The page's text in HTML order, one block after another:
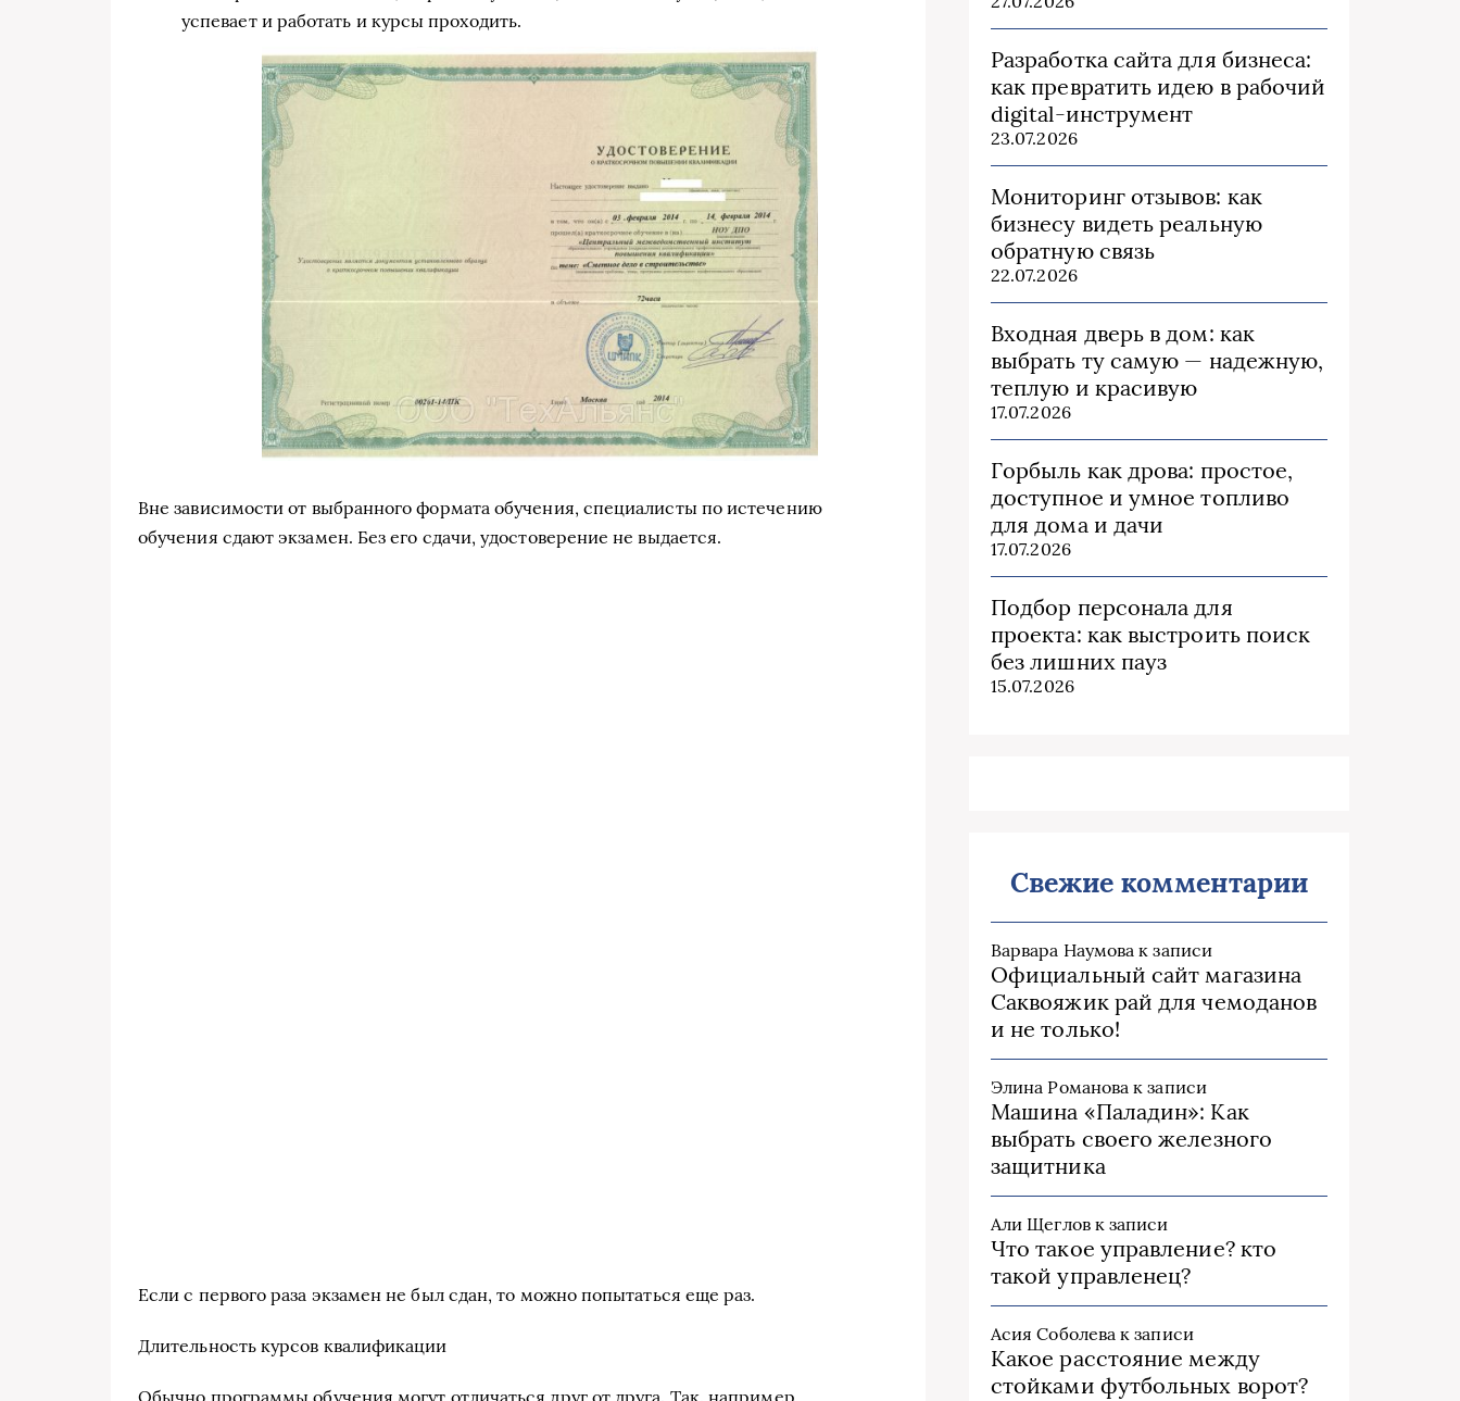
успевает и работать и курсы проходить.
Вне зависимости от выбранного формата обучения, специалисты по истечению
обучения сдают экзамен. Без его сдачи, удостоверение не выдается.
Если с первого раза экзамен не был сдан, то можно попытаться еще раз.
Длительность курсов квалификации
Разработка сайта для бизнеса:
как превратить идею в рабочий
digital-инструмент
23.07.2026
Мониторинг отзывов: как
бизнесу видеть реальную
обратную связь
22.07.2026
Входная дверь в дом: как
выбрать ту самую — надежную,
теплую и красивую
17.07.2026
Горбыль как дрова: простое,
доступное и умное топливо
для дома и дачи
17.07.2026
Подбор персонала для
проекта: как выстроить поиск
без лишних пауз
15.07.2026
Свежие комментарии
Варвара Наумова к записи
Официальный сайт магазина
Саквояжик рай для чемоданов
и не только!
Элина Романова к записи
Машина «Паладин»: Как
выбрать своего железного
защитника
Али Щегловк записи
Что такое управление? кто
такой управленец?
Асия Соболева к записи
Какое расстояние между
стойками футбольных ворот?